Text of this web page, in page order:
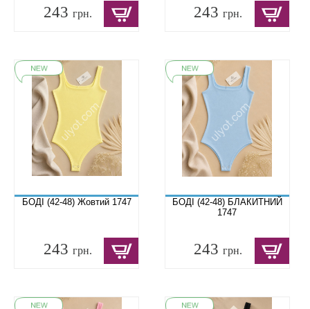
243 грн. 243грн.
БОДІ (42-48) Жовтий 1747
243 грн.
БОДІ (42-48) БЛАКИТНИЙ
1747
243грн.